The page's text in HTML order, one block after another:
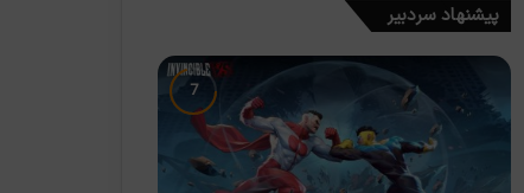
پیشنهاد سردبیر